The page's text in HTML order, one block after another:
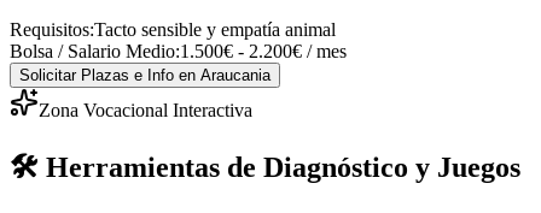
Requisitos:Tacto sensible y empatía animal
Bolsa / Salario Medio:1.500€ - 2.200€ / mes
Solicitar Plazas e Info en Araucania
Zona Vocacional Interactiva
🛠️ Herramientas de Diagnóstico y Juegos